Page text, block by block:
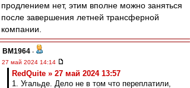
продлением нет, этим вполне можно заняться
после завершения летней трансферной
компании.
BM1964 -
27 май 2024 14:14
RedQuite » 27 май 2024 13:57
1. Угальде. Дело не в том что переплатили,